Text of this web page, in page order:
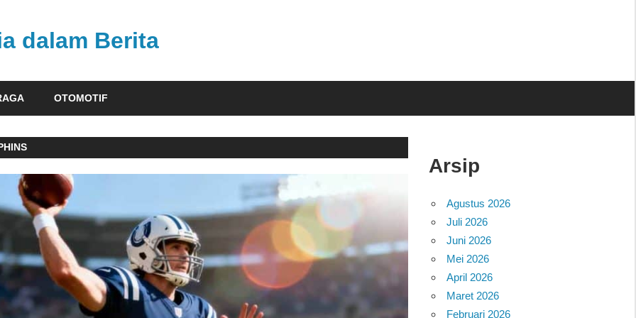
dalam Berita
OTOMOTIF
Arsip
Agustus 2026
Juli 2026
Juni 2026
Mei 2026
April 2026
Maret 2026
Februari 2026